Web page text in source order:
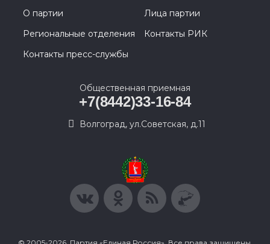
О партии
Лица партии
Региональные отделения
Контакты РИК
Контакты пресс-службы
Общественная приемная
+7(8442)33-16-84
Волгоград, ул.Советская, д.11